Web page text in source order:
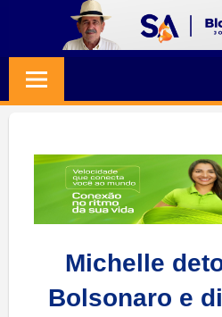
content
Jornalismo
Credibilidade
Michelle
Bolsonaro e